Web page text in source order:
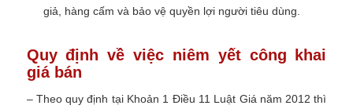
giả, hàng cấm và bảo vệ quyền lợi người tiêu dùng.
Quy định về việc niêm yết công khai
giá bán
– Theo quy định tại Khoản 1 Điều 11 Luật Giá năm 2012 thì